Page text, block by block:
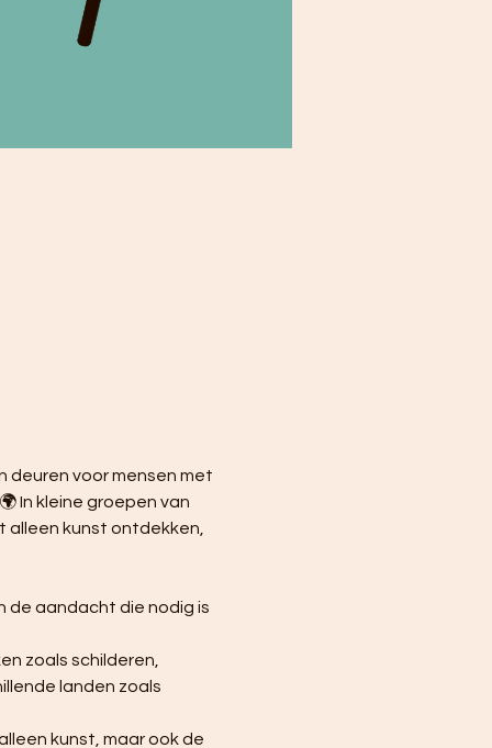
deuren voor mensen met
In kleine groepen van
alleen kunst ontdekken,
de aandacht die nodig is
zoals schilderen,
landen zoals
kunst, maar ook de